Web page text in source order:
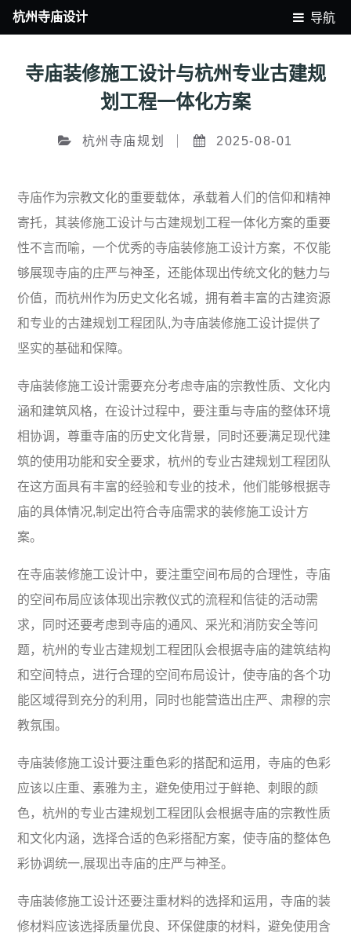
杭州寺庙设计 导航
寺庙装修施工设计与杭州专业古建规
划工程一体化方案
杭州寺庙规划 2025-08-01
寺庙作为宗教文化的重要载体，承载着人们的信仰和精神
寄托，其装修施工设计与古建规划工程一体化方案的重要
性不言而喻，一个优秀的寺庙装修施工设计方案，不仅能
够展现寺庙的庄严与神圣，还能体现出传统文化的魅力与
价值，而杭州作为历史文化名城，拥有着丰富的古建资源
和专业的古建规划工程团队,为寺庙装修施工设计提供了
坚实的基础和保障。
寺庙装修施工设计需要充分考虑寺庙的宗教性质、文化内
涵和建筑风格，在设计过程中，要注重与寺庙的整体环境
相协调，尊重寺庙的历史文化背景，同时还要满足现代建
筑的使用功能和安全要求，杭州的专业古建规划工程团队
在这方面具有丰富的经验和专业的技术，他们能够根据寺
庙的具体情况,制定出符合寺庙需求的装修施工设计方
案。
在寺庙装修施工设计中，要注重空间布局的合理性，寺庙
的空间布局应该体现出宗教仪式的流程和信徒的活动需
求，同时还要考虑到寺庙的通风、采光和消防安全等问
题，杭州的专业古建规划工程团队会根据寺庙的建筑结构
和空间特点，进行合理的空间布局设计，使寺庙的各个功
能区域得到充分的利用，同时也能营造出庄严、肃穆的宗
教氛围。
寺庙装修施工设计要注重色彩的搭配和运用，寺庙的色彩
应该以庄重、素雅为主，避免使用过于鲜艳、刺眼的颜
色，杭州的专业古建规划工程团队会根据寺庙的宗教性质
和文化内涵，选择合适的色彩搭配方案，使寺庙的整体色
彩协调统一,展现出寺庙的庄严与神圣。
寺庙装修施工设计还要注重材料的选择和运用，寺庙的装
修材料应该选择质量优良、环保健康的材料，避免使用含